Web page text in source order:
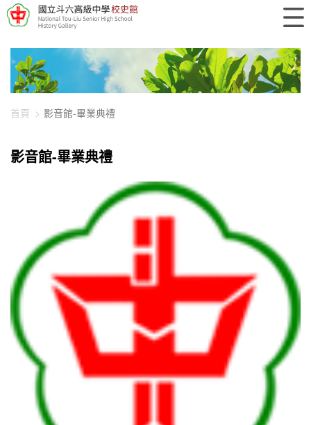
448-3346
首頁 影音館-畢業典禮
影音館-畢業典禮